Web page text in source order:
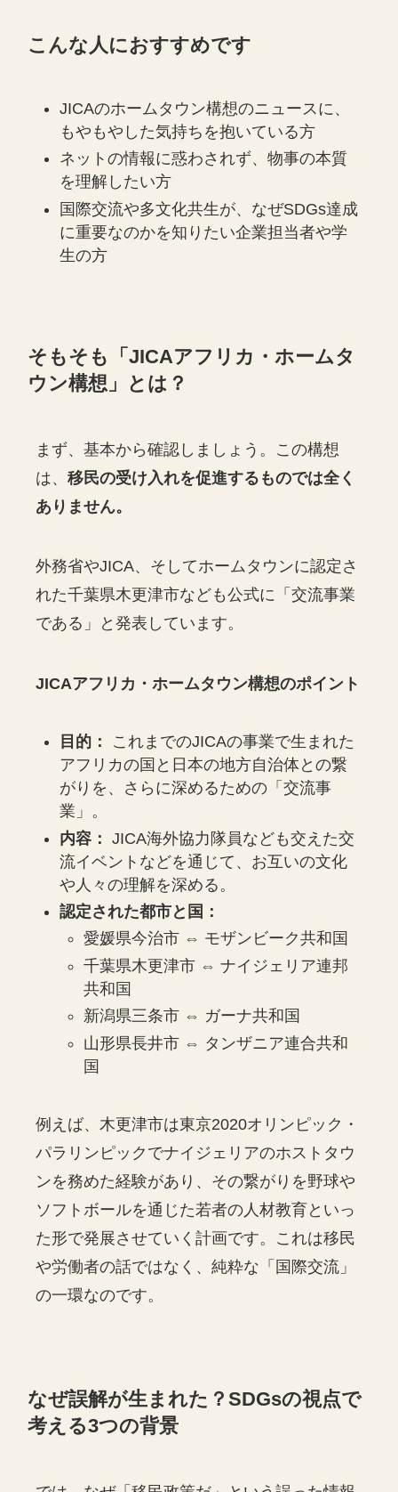
こんな人におすすめです
JICAのホームタウン構想のニュースに、
もやもやした気持ちを抱いている方
ネットの情報に惑わされず、物事の本質
を理解したい方
国際交流や多文化共生が、なぜSDGs達成
に重要なのかを知りたい企業担当者や学
生の方
そもそも「JICAアフリカ・ホームタ
ウン構想」とは？
まず、基本から確認しましょう。この構想
は、移民の受け入れを促進するものでは全く
ありません。
外務省やJICA、そしてホームタウンに認定さ
れた千葉県木更津市なども公式に「交流事業
である」と発表しています。
JICAアフリカ・ホームタウン構想のポイント
目的：
これまでのJICAの事業で生まれた
アフリカの国と日本の地方自治体との繋
がりを、さらに深めるための「交流事
業」。
内容： JICA海外協力隊員なども交えた交
流イベントなどを通じて、お互いの文化
や人々の理解を深める。
認定された都市と国：
愛媛県今治市 ⇔ モザンビーク共和国
千葉県木更津市 ⇔ ナイジェリア連邦
共和国
新潟県三条市 ⇔ ガーナ共和国
山形県長井市 ⇔ タンザニア連合共和
国
例えば、木更津市は東京2020オリンピック・
パラリンピックでナイジェリアのホストタウ
ンを務めた経験があり、その繋がりを野球や
ソフトボールを通じた若者の人材教育といっ
た形で発展させていく計画です。これは移民
や労働者の話ではなく、純粋な「国際交流」
の一環なのです。
なぜ誤解が生まれた？SDGsの視点で
考える3つの背景